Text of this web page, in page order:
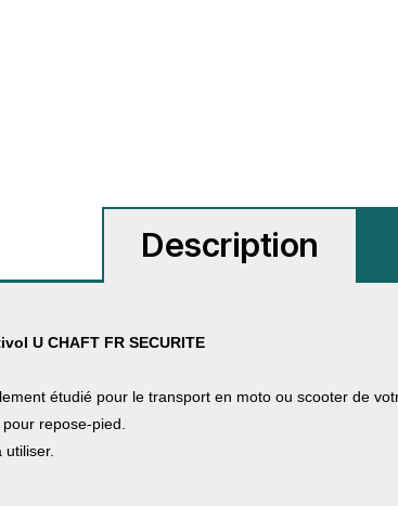
Description
U CHAFT FR SECURITE
étudié pour le transport en moto ou scooter de
repose-pied.